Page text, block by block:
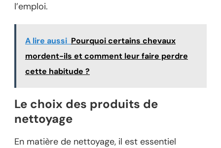
l’emploi.
A lire aussi Pourquoi certains chevaux
mordent-ils et comment leur faire perdre
cette habitude ?
Le choix des produits de
nettoyage
En matière de nettoyage, il est essentiel